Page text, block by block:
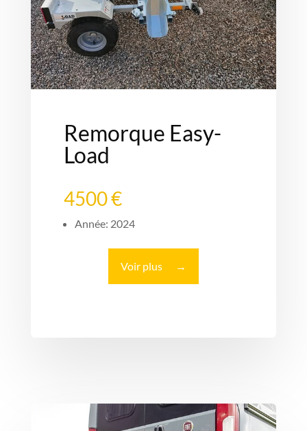
Remorque Easy-
Load
4500 €
Année: 2024
Voir plus →